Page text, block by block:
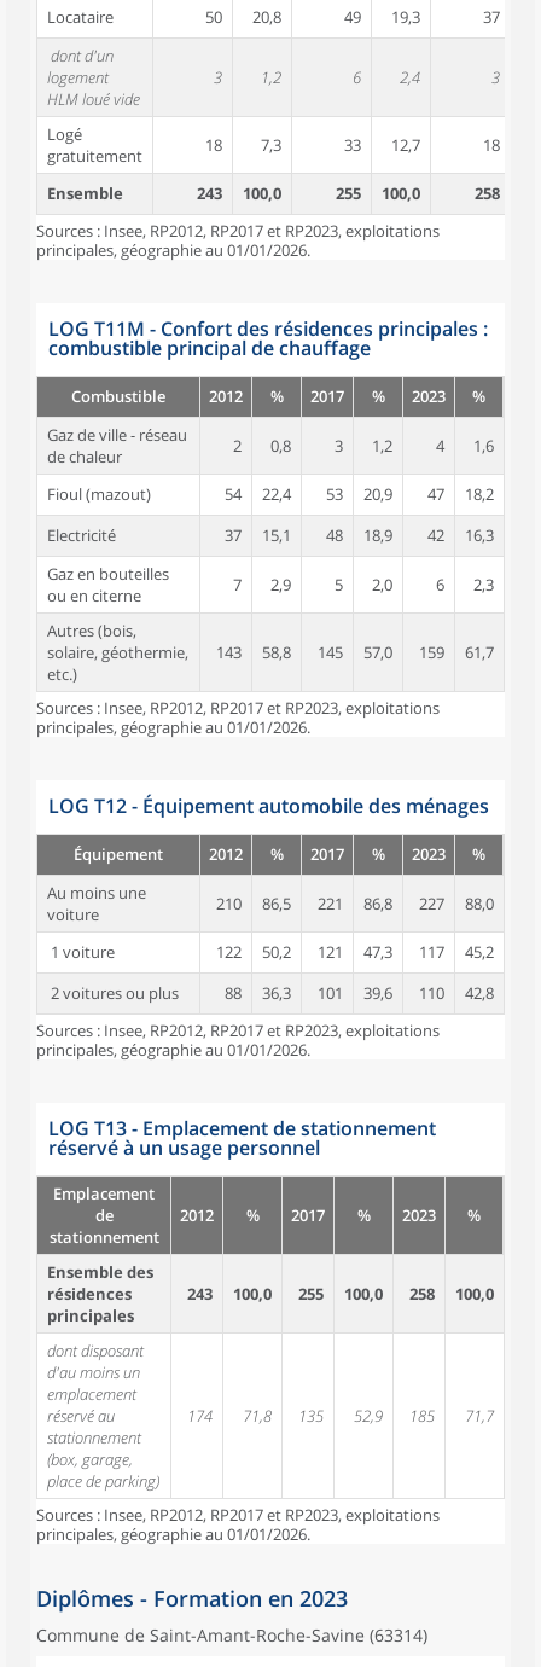
Locataire
50 20,8 49 19,3 37
dont d'un
logement
HLM loué vide
3 1,2 6 2,4 3
Logé
gratuitement
18 7,3 33 12,7 18
Ensemble 243 100,0 255 100,0 258
Sources : Insee, RP2012, RP2017 et RP2023, exploitations
principales, géographie au 01/01/2026.
LOG T11M - Confort des résidences principales :
combustible principal de chauffage
Combustible 2012 % 2017 % 2023
%
Gaz de ville - réseau
de chaleur
2 0,8 3 1,2 4 1,6
Fioul (mazout) 54 22,4 53 20,9 47
18,2
Electricité
37 15,1 48 18,9 42
16,3
Gaz en bouteilles
ou en citerne
7 2,9 5 2,0 6 2,3
Autres (bois,
solaire, géothermie,
etc.)
143 58,8 145 57,0 159 61,7
Sources : Insee, RP2012, RP2017 et RP2023, exploitations
principales, géographie au 01/01/2026.
LOG T12 - Équipement automobile des ménages
Équipement 2012 % 2017 % 2023
%
Au moins une
voiture
210 86,5 221 86,8 227 88,0
1 voiture 122 50,2 121 47,3 117
45,2
2 voitures ou plus
88 36,3 101 39,6 110
42,8
Sources : Insee, RP2012, RP2017 et RP2023, exploitations
principales, géographie au 01/01/2026.
LOG T13 - Emplacement de stationnement
réservé à un usage personnel
Emplacement
de
stationnement
2012 % 2017 % 2023 %
Ensemble des
résidences
principales
243 100,0 255 100,0 258 100,0
dont disposant
d'au moins un
emplacement
réservé au
stationnement
(box, garage,
place de parking)
174 71,8 135 52,9 185 71,7
Sources : Insee, RP2012, RP2017 et RP2023, exploitations
principales, géographie au 01/01/2026.
Diplômes - Formation en 2023
Commune de Saint-Amant-Roche-Savine (63314)